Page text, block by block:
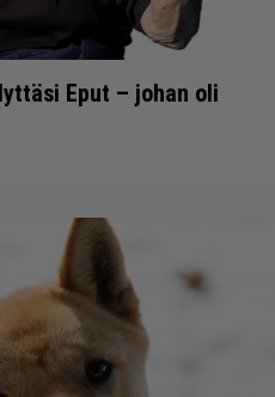
Eput – johan oli